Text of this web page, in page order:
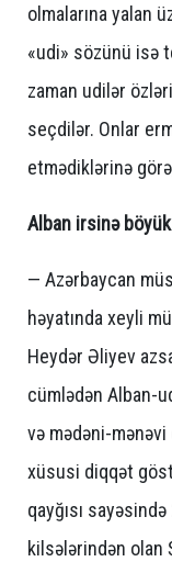
olmalarına yalan
«udi» sözünü isə
zaman udilər
seçdilər. Onlar
etmədiklərinə
Alban irsinə
— Azərbaycan
həyatında xeyli
Heydər Əliyev
cümlədən Alban-
və mədəni-
xüsusi diqqət
qayğısı
kilsələrindən olan